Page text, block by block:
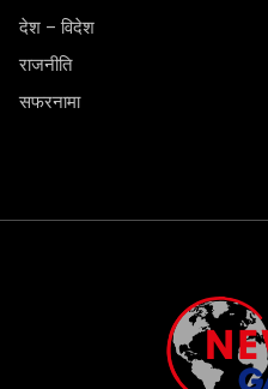
देश – विदेश
राजनीति
सफरनामा